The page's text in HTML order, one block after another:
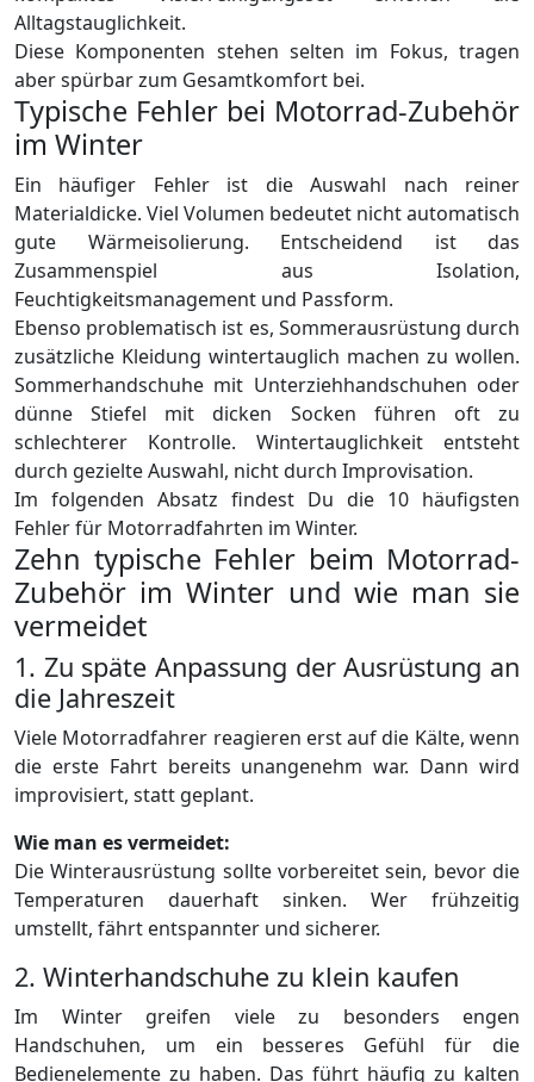
Alltagstauglichkeit.
Diese Komponenten stehen selten im Fokus, tragen
aber spürbar zum Gesamtkomfort bei.
Typische Fehler bei Motorrad-Zubehör
im Winter
Ein häufiger Fehler ist die Auswahl nach reiner
Materialdicke. Viel Volumen bedeutet nicht automatisch
gute Wärmeisolierung. Entscheidend ist das
Zusammenspiel aus Isolation,
Feuchtigkeitsmanagement und Passform.
Ebenso problematisch ist es, Sommerausrüstung durch
zusätzliche Kleidung wintertauglich machen zu wollen.
Sommerhandschuhe mit Unterziehhandschuhen oder
dünne Stiefel mit dicken Socken führen oft zu
schlechterer Kontrolle. Wintertauglichkeit entsteht
durch gezielte Auswahl, nicht durch Improvisation.
Im folgenden Absatz findest Du die 10 häufigsten
Fehler für Motorradfahrten im Winter.
Zehn typische Fehler beim Motorrad-
Zubehör im Winter und wie man sie
vermeidet
1. Zu späte Anpassung der Ausrüstung an
die Jahreszeit
Viele Motorradfahrer reagieren erst auf die Kälte, wenn
die erste Fahrt bereits unangenehm war. Dann wird
improvisiert, statt geplant.
Wie man es vermeidet:
Die Winterausrüstung sollte vorbereitet sein, bevor die
Temperaturen dauerhaft sinken. Wer frühzeitig
umstellt, fährt entspannter und sicherer.
2. Winterhandschuhe zu klein kaufen
Im Winter greifen viele zu besonders engen
Handschuhen, um ein besseres Gefühl für die
Bedienelemente zu haben. Das führt häufig zu kalten